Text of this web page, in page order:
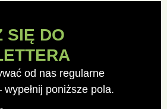
SIĘ DO
od nas regularne
wypełnij poniższe pola.